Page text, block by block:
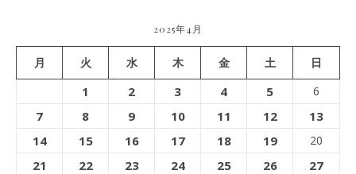
2025年4月
月 火 水 木 金 土 日
1 2 3 4 5 6
7 8 9 10 11 12
13
14
15 16 17 18 19 20
21 22 23 24 25 26
27